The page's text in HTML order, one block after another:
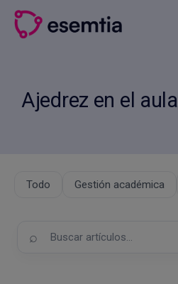
Saltar
Ajedrez en el aula
Todo Gestión académica